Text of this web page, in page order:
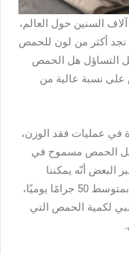
السنين حول العالم،
نجد أكثر من لون للحمص
التساؤل هل الحمص
نسبة عالية من
في عمليات فقد الوزن،
هل الحمص مسموح في
البعض أنّه يمكننا
الحصول على نسب صغيرة من الحمص بمتوسط 50 جرامًا يوميًا،
لكمية الحمص التي